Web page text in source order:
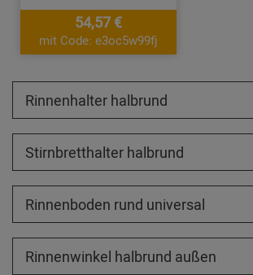
54,57 €
mit Code: e3oc5w99fj
Rinnenhalter halbrund
Stirnbretthalter halbrund
Rinnenboden rund universal
Rinnenwinkel halbrund außen